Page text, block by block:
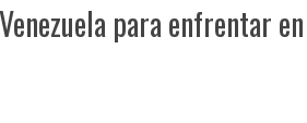
para enfrentar en